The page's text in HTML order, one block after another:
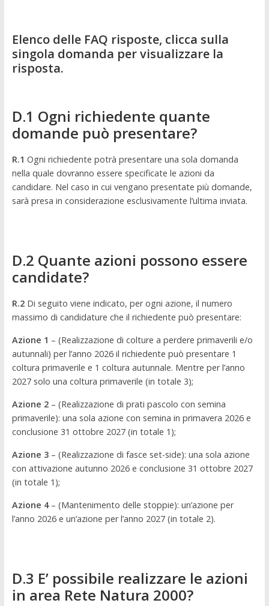
Elenco delle FAQ risposte, clicca sulla
singola domanda per visualizzare la
risposta.
D.1 Ogni richiedente quante
domande può presentare?
R.1 Ogni richiedente potrà presentare una sola domanda
nella quale dovranno essere specificate le azioni da
candidare. Nel caso in cui vengano presentate più domande,
sarà presa in considerazione esclusivamente l’ultima inviata.
D.2 Quante azioni possono essere
candidate?
R.2Di seguito viene indicato, per ogni azione, il numero
massimo di candidature che il richiedente può presentare:
Azione 1 – (Realizzazione di colture a perdere primaverili e/o
autunnali) per l’anno 2026 il richiedente può presentare 1
coltura primaverile e 1 coltura autunnale. Mentre per l’anno
2027 solo una coltura primaverile (in totale 3);
Azione 2– (Realizzazione di prati pascolo con semina
primaverile): una sola azione con semina in primavera 2026 e
conclusione 31 ottobre 2027 (in totale 1);
Azione 3– (Realizzazione di fasce set-side): una sola azione
con attivazione autunno 2026 e conclusione 31 ottobre 2027
(in totale 1);
Azione 4– (Mantenimento delle stoppie): un’azione per
l’anno 2026 e un’azione per l’anno 2027 (in totale 2).
D.3 E’ possibile realizzare le azioni
in area Rete Natura 2000?